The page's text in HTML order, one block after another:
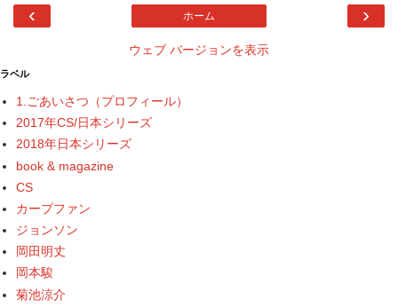
‹ ›
ホーム
ウェブ バージョンを表示
ラベル
1.ごあいさつ（プロフィール）
2017年CS/日本シリーズ
2018年日本シリーズ
book & magazine
CS
カープファン
ジョンソン
岡田明丈
岡本駿
菊池涼介